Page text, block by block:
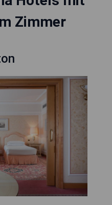
Zimmer